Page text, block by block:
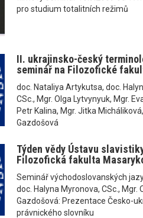
pro studium totalitních režimů
II. ukrajinsko-český
seminář na Filozofické
doc. Nataliya Artykutsa, doc.
CSc., Mgr. Olga Lytvynyuk, Mgr.
Petr Kalina, Mgr. Jitka
Gazdošová
Týden vědy Ústavu
Filozofická fakulta
Seminář východoslovanských
doc. Halyna Myronova, CSc., Mgr.
Gazdošová: Prezentace Česko-
právnického slovníku